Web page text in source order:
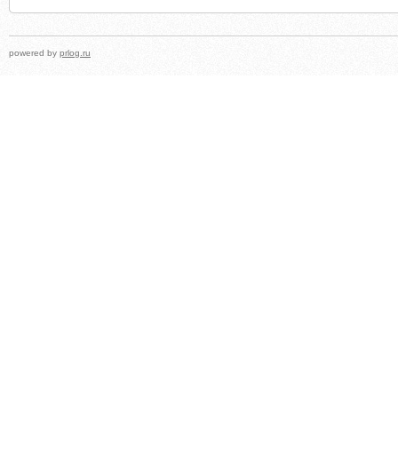
powered by prlog.ru